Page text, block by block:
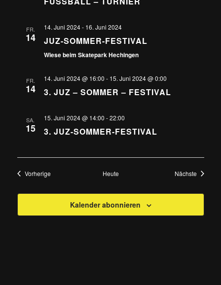
FR.
14
14. Juni 2024- 16. Juni 2024
JUZ-SOMMER-FESTIVAL
Wiese beim Skatepark Hechingen
FR.
14
14. Juni 2024 @ 16:00 - 15. Juni 2024 @ 0:00
3. JUZ – SOMMER – FESTIVAL
SA.
15
15. Juni 2024 @ 14:00 -22:00
3. JUZ-SOMMER-FESTIVAL
VorherigeVeranstaltungen Heute Nächste
Kalender abonnieren